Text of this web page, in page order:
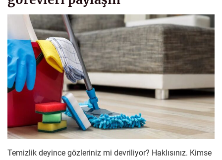
Temizlik deyince gözleriniz mi devriliyor? Haklısınız. Kimse